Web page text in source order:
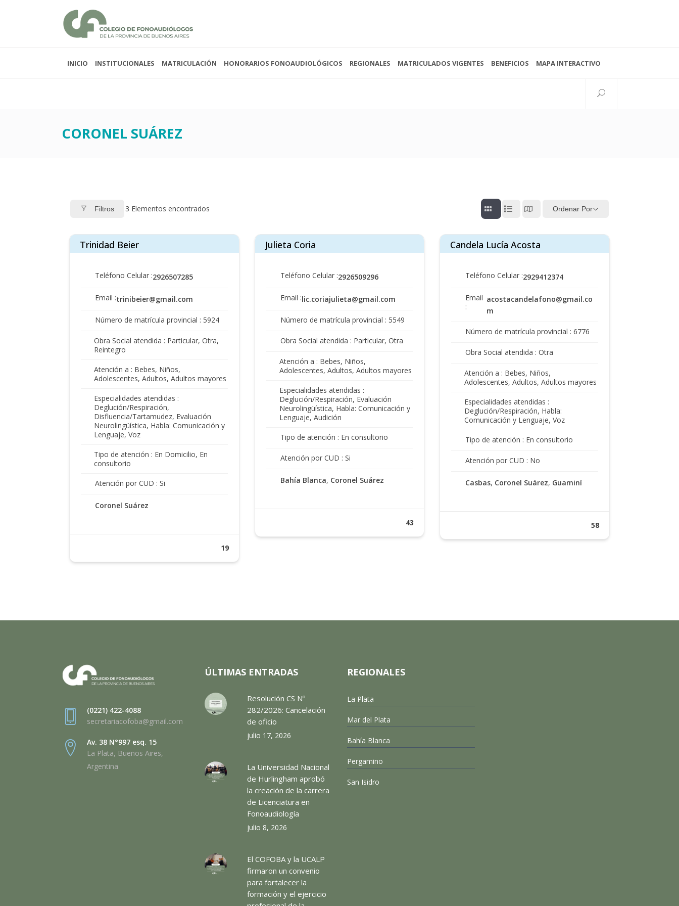
Lunes a viernes 08:00 - 13:00
(0221) 422-4088
Av. 38 N°997 esq. 15
Seguinos
INICIO INSTITUCIONALES MATRICULACIÓN HONORARIOS FONOAUDIOLÓGICOS REGIONALES MATRICULADOS VIGENTES BENEFICIOS MAPA INTERACTIVO
CORONEL SUÁREZ
Filtros 3 Elementos encontrados Ordenar Por
Trinidad Beier
Teléfono Celular :2926507285
Email :trinibeier@gmail.com
Número de matrícula provincial : 5924
Obra Social atendida : Particular, Otra,
Reintegro
Atención a : Bebes, Niños,
Adolescentes, Adultos, Adultos mayores
Especialidades atendidas :
Deglución/Respiración,
Disfluencia/Tartamudez, Evaluación
Neurolingüística, Habla: Comunicación y
Lenguaje, Voz
Tipo de atención : En Domicilio, En
consultorio
Atención por CUD : Si
Coronel Suárez
19
Julieta Coria
Teléfono Celular :2926509296
Email :lic.coriajulieta@gmail.com
Número de matrícula provincial : 5549
Obra Social atendida : Particular, Otra
Atención a : Bebes, Niños,
Adolescentes, Adultos, Adultos mayores
Especialidades atendidas :
Deglución/Respiración, Evaluación
Neurolingüística, Habla: Comunicación y
Lenguaje, Audición
Tipo de atención : En consultorio
Atención por CUD : Si
Bahía Blanca, Coronel Suárez
43
Candela Lucía Acosta
Teléfono Celular :2929412374
Email
:
acostacandelafono@gmail.co
m
Número de matrícula provincial : 6776
Obra Social atendida : Otra
Atención a : Bebes, Niños,
Adolescentes, Adultos, Adultos mayores
Especialidades atendidas :
Deglución/Respiración, Habla:
Comunicación y Lenguaje, Voz
Tipo de atención : En consultorio
Atención por CUD : No
Casbas, Coronel Suárez, Guaminí
58
(0221) 422-4088
secretariacofoba@gmail.com
Av. 38 N°997 esq. 15
La Plata, Buenos Aires,
Argentina
ÚLTIMAS ENTRADAS
Resolución CS Nº
282/2026: Cancelación
de oficio
julio 17, 2026
La Universidad Nacional
de Hurlingham aprobó
la creación de la carrera
de Licenciatura en
Fonoaudiología
julio 8, 2026
El COFOBA y la UCALP
firmaron un convenio
para fortalecer la
formación y el ejercicio
REGIONALES
La Plata
Mar del Plata
Bahía Blanca
Pergamino
San Isidro